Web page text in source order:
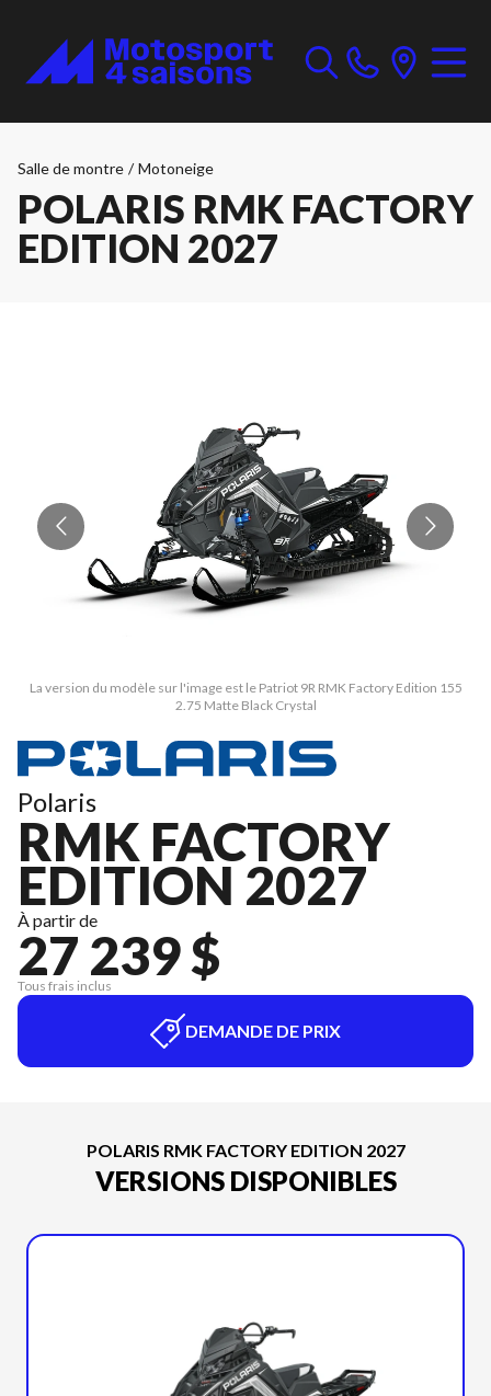
Salle de montre / Motoneige
POLARIS RMK FACTORY
EDITION 2027
La version du modèle sur l'image est le Patriot 9R RMK Factory Edition 155
2.75 Matte Black Crystal
Polaris
RMK FACTORY
EDITION 2027
À partir de
27 239 $
Tous frais inclus
DEMANDE DE PRIX
POLARIS RMK FACTORY EDITION 2027
VERSIONS DISPONIBLES